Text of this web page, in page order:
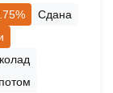
Сдана